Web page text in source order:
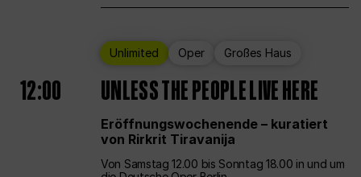
Unlimited Oper Großes Haus
12:00 UNLESS THE PEOPLE LIVE HERE
Eröffnungswochenende – kuratiert
von Rirkrit Tiravanija
Von Samstag 12.00 bis Sonntag 18.00 in und um